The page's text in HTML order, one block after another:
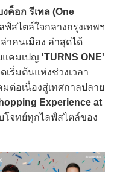
ค็อก รีเทล (One
สไตล์ใจกลางกรุงเทพฯ
าคนเมือง ล่าสุดได้
แคมเปญ 'TURNS ONE'
เริ่มต้นแห่งช่วงเวลา
ต่อเนื่องสู่เทศกาลปลาย
Experience at
จทย์ทุกไลฟ์สไตล์ของ